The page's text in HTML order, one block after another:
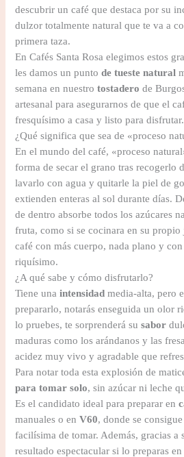
descubrir un café que destaca por su
dulzor totalmente natural que te va a
primera taza.
En Cafés Santa Rosa elegimos estos
les damos un puntode tueste natural
semana en nuestrotostadero de
artesanal para asegurarnos de que el
fresquísimo a casa y listo para disfrutar.
¿Qué significa que sea de «proceso
En el mundo del café, «proceso
forma de secar el grano tras recogerlo
lavarlo con agua y quitarle la piel de
extienden enteras al sol durante días.
de dentro absorbe todos los azúcares
fruta, como si se cocinara en su
café con más cuerpo, nada plano y
riquísimo.
¿A qué sabe y cómo disfrutarlo?
Tiene unaintensidad media-alta, pero
prepararlo, notarás enseguida un olor
lo pruebes, te sorprenderá susabor
maduras como los arándanos y las
acidez muy vivo y agradable que
Para notar toda esta explosión de
para tomar solo, sin azúcar ni leche
Es el candidato ideal para preparar en
manuales o enV60, donde se
facilísima de tomar. Además, gracias a
resultado espectacular si lo preparas